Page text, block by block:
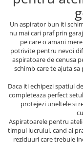
Un aspirator bun iti
nu mai cari praf prin
pe care o amani
potrivite pentru nevoi
aspiratoare de cenusa
schimb care te ajuta
Daca iti echipezi spatiul
completeaza perfect
protejezi uneltele si
Aspiratoarele pentru
timpul lucrului, cand ai
reziduuri care trebuie